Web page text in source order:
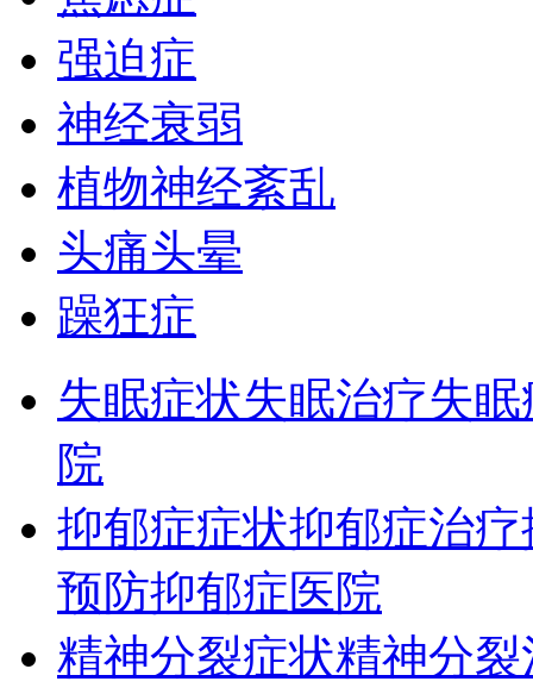
强迫症
神经衰弱
植物神经紊乱
头痛头晕
躁狂症
失眠症状失眠治疗失
院
抑郁症症状抑郁症治疗
预防抑郁症医院
精神分裂症状精神分裂